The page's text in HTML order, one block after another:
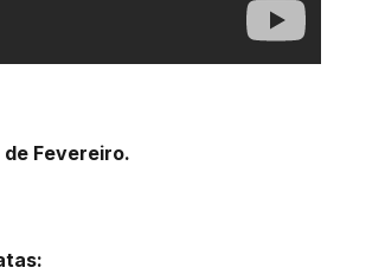
Fevereiro.